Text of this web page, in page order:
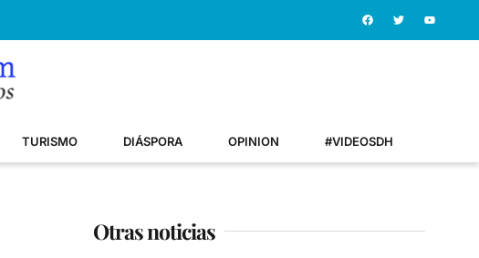
TURISMO DIÁSPORA OPINION #VIDEOSDH
Otras noticias